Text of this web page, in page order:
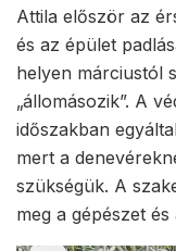
Attila először az
és az épület
helyen márciustól
„állomásozik”. A
időszakban
mert a
szükségük. A
meg a gépészet